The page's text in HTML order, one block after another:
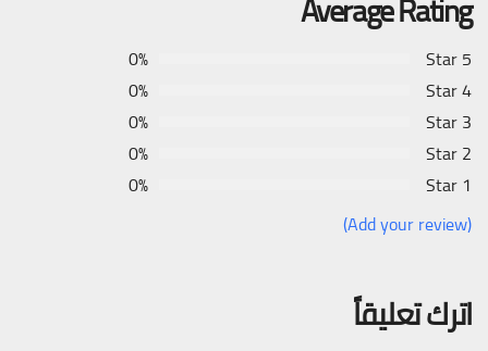
5 Star
0%
4 Star
0%
3 Star
0%
2 Star
0%
1 Star
0%
(Add your review)
اترك تعليقاً